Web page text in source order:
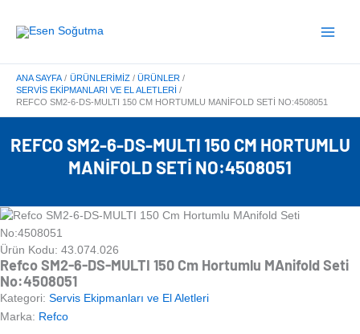
atla
Menu
ANA SAYFA ÜRÜNLERIMIZ
ÜRÜNLER
SERVIS EKIPMANLARI VE EL ALETLERI
REFCO SM2-6-DS-MULTI 150 CM HORTUMLU MANIFOLD SETI NO:4508051
REFCO SM2-6-DS-MULTI 150 CM HORTUMLU
MANIFOLD SETI NO:4508051
Ürün Kodu: 43.074.026
Refco SM2-6-DS-MULTI 150 Cm Hortumlu MAnifold Seti
No:4508051
Kategori: Servis Ekipmanları ve El Aletleri
Marka: Refco